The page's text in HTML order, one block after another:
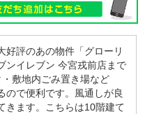
好評のあの物件「グローリ
ンイレブン 今宮戎前店まで
敷地内ごみ置き場など
ので便利です。風通しが良
きます。こちらは10階建て